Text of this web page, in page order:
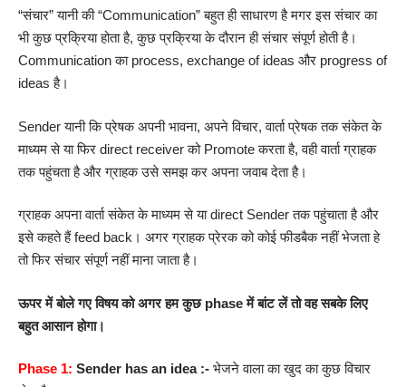
“संचार” यानी की “Communication” बहुत ही साधारण है मगर इस संचार का
भी कुछ प्रक्रिया होता है, कुछ प्रक्रिया के दौरान ही संचार संपूर्ण होती है।
Communication का process, exchange of ideas और progress of
ideas है।
Sender यानी कि प्रेषक अपनी भावना, अपने विचार, वार्ता प्रेषक तक संकेत के
माध्यम से या फिर direct receiver को Promote करता है, वही वार्ता ग्राहक
तक पहुंचता है और ग्राहक उसे समझ कर अपना जवाब देता है।
ग्राहक अपना वार्ता संकेत के माध्यम से या direct Sender तक पहुंचाता है और
इसे कहते हैं feed back। अगर ग्राहक प्रेरक को कोई फीडबैक नहीं भेजता हे
तो फिर संचार संपूर्ण नहीं माना जाता है।
ऊपर में बोले गए विषय को अगर हम कुछ phase में बांट लें तो वह सबके लिए
बहुत आसान होगा।
Phase 1: Sender has an idea :- भेजने वाला का खुद का कुछ विचार